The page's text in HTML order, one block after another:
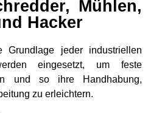
Mühlen,
Hacker
jeder industriellen
eingesetzt, um feste
und so ihre Handhabung,
zu erleichtern.